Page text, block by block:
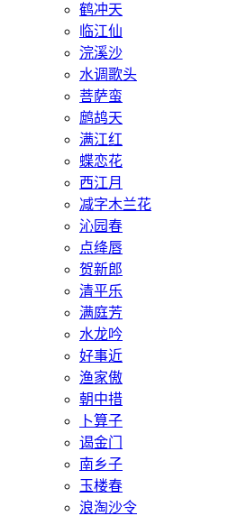
鹤冲天
临江仙
浣溪沙
水调歌头
菩萨蛮
鹧鸪天
满江红
蝶恋花
西江月
减字木兰花
沁园春
点绛唇
贺新郎
清平乐
满庭芳
水龙吟
好事近
渔家傲
朝中措
卜算子
谒金门
南乡子
玉楼春
浪淘沙令